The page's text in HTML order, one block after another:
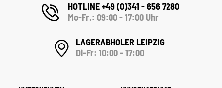
HOTLINE +49 (0)341 - 656 7280
Mo-Fr.: 09:00 - 17:00 Uhr
LAGERABHOLER LEIPZIG
Di-Fr: 10:00 - 17:00